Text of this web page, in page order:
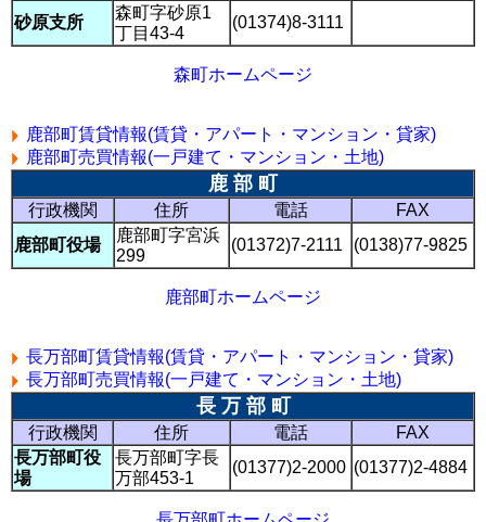
砂原支所
森町字砂原1
丁目43-4
(01374)8-3111
森町ホームページ
鹿部町賃貸情報(賃貸・アパート・マンション・貸家)
鹿部町売買情報(一戸建て・マンション・土地)
鹿 部 町
行政機関 住所 電話
FAX
鹿部町役場
鹿部町字宮浜
299
(01372)7-2111 (0138)77-9825
鹿部町ホームページ
長万部町賃貸情報(賃貸・アパート・マンション・貸家)
長万部町売買情報(一戸建て・マンション・土地)
長 万 部 町
行政機関 住所 電話
FAX
長万部町役
場
長万部町字長
万部453-1
(01377)2-2000 (01377)2-4884